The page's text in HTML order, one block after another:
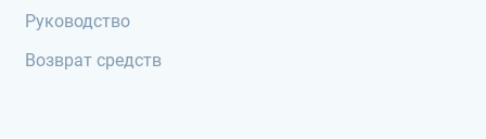
Руководство
Возврат средств